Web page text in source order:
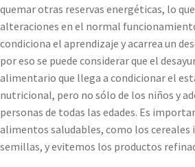
quemar otras reservas energéticas, lo
alteraciones en el normal
condiciona el aprendizaje y acarrea un
por eso se puede considerar que el
alimentario que llega a condicionar el
nutricional, pero no sólo de los niños y
personas de todas las edades. Es
alimentos saludables, como los
semillas, y evitemos los productos